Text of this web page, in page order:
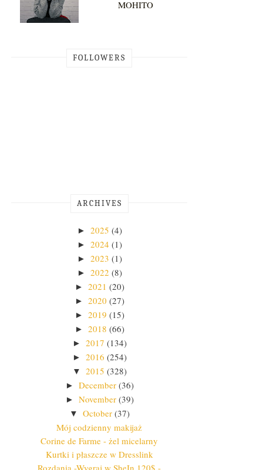
MOHITO
FOLLOWERS
ARCHIVES
► 2025 (4)
► 2024 (1)
► 2023 (1)
► 2022 (8)
► 2021 (20)
► 2020 (27)
► 2019 (15)
► 2018 (66)
► 2017 (134)
► 2016 (254)
▼ 2015 (328)
► December (36)
► November (39)
▼ October (37)
Mój codzienny makijaż
Corine de Farme - żel micelarny
Kurtki i płaszcze w Dresslink